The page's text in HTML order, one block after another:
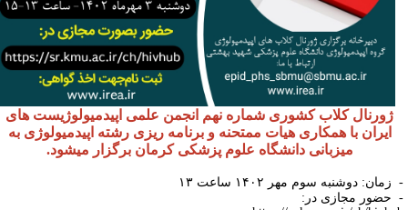
ژورنال کلاب کشوری شماره نهم انجمن علمی اپیدمیولوژیست های
ایران با همکاری هیات ممتحنه و برنامه ریزی رشته اپیدمیولوژی به
میزبانی دانشگاه علوم پزشکی کرمان برگزار میشود.
دوشنبه سوم مهر ۱۴۰۲ ساعت ۱۳
حضور مجازی در: